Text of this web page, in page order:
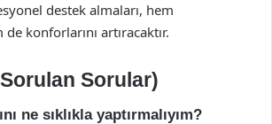
destek almaları, hem
konforlarını artıracaktır.
Sorulan Sorular)
ne sıklıkla yaptırmalıyım?